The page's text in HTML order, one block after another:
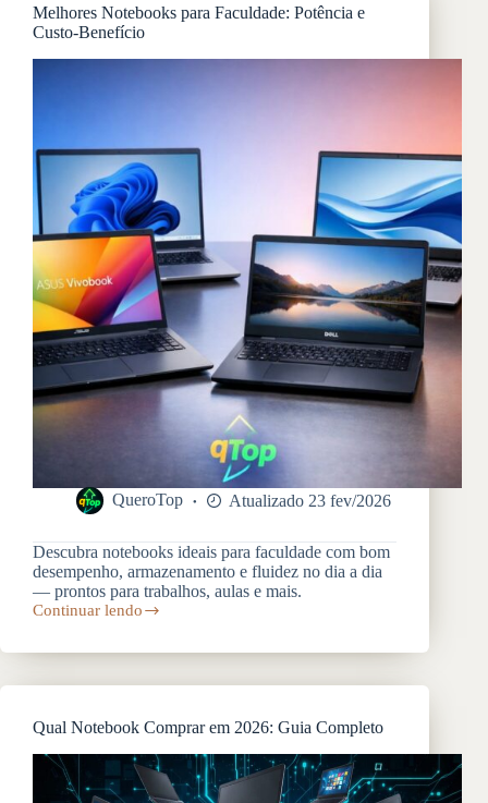
2026
Melhores Notebooks para Faculdade: Potência e
Custo-Benefício
QueroTop Atualizado 23 fev/2026
Descubra notebooks ideais para faculdade com bom
desempenho, armazenamento e fluidez no dia a dia
— prontos para trabalhos, aulas e mais.
Continuar lendo
Melhores
para
Custo-
Qual Notebook Comprar em 2026: Guia Completo